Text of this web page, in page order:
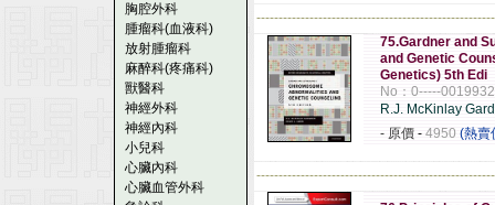
胸腔外科
腫瘤科(血液科)
放射腫瘤科
麻醉科(疼痛科)
獸醫科
神經外科
神經內科
小兒科
心臟內科
心臟血管外科
75.Gardner and
and Genetic
Genetics) 5th Edi
No：0-----
R.J. McKinlay
- 原價 - 4950 (熱賣